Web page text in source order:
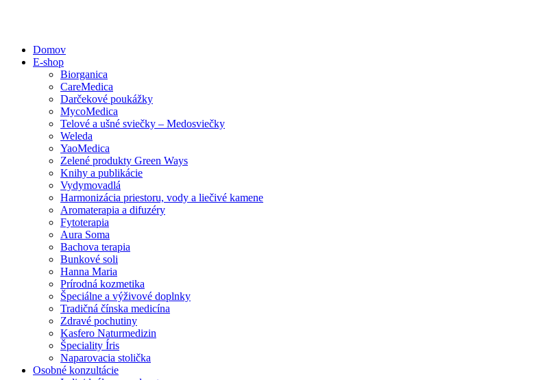
Domov
E-shop
Biorganica
CareMedica
Darčekové poukážky
MycoMedica
Telové a ušné sviečky – Medosviečky
Weleda
YaoMedica
Zelené produkty Green Ways
Knihy a publikácie
Vydymovadlá
Harmonizácia priestoru, vody a liečivé kamene
Aromaterapia a difuzéry
Fytoterapia
Aura Soma
Bachova terapia
Bunkové soli
Hanna Maria
Prírodná kozmetika
Špeciálne a výživové doplnky
Tradičná čínska medicína
Zdravé pochutiny
Kasfero Naturmedizin
Špeciality Íris
Naparovacia stolička
Osobné konzultácie